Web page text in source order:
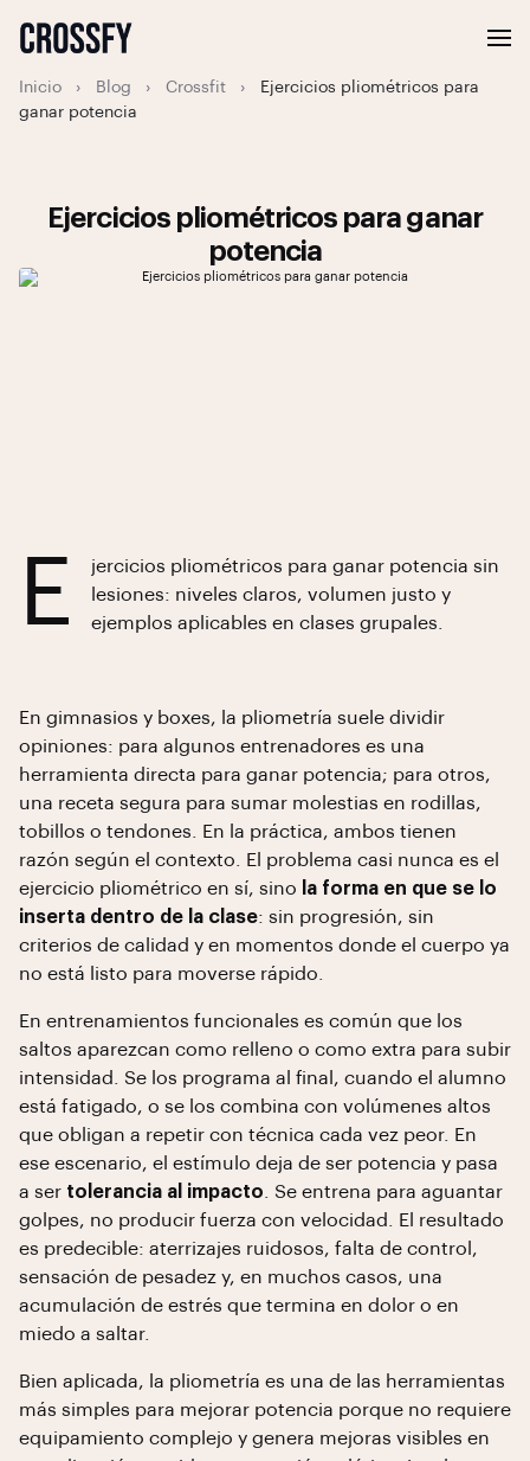
Inicio › Blog › Crossfit ›
Ejercicios pliométricos para
ganar potencia
Ejercicios pliométricos para ganar
potencia
E
jercicios pliométricos para ganar potencia sin
lesiones: niveles claros, volumen justo y
ejemplos aplicables en clases grupales.
En gimnasios y boxes, la pliometría suele dividir
opiniones: para algunos entrenadores es una
herramienta directa para ganar potencia; para otros,
una receta segura para sumar molestias en rodillas,
tobillos o tendones. En la práctica, ambos tienen
razón según el contexto. El problema casi nunca es el
ejercicio pliométrico en sí, sino
la forma en que se lo
inserta dentro de la clase: sin progresión, sin
criterios de calidad y en momentos donde el cuerpo ya
no está listo para moverse rápido.
En entrenamientos funcionales es común que los
saltos aparezcan como relleno o como extra para subir
intensidad. Se los programa al final, cuando el alumno
está fatigado, o se los combina con volúmenes altos
que obligan a repetir con técnica cada vez peor. En
ese escenario, el estímulo deja de ser potencia y pasa
a ser tolerancia al impacto . Se entrena para aguantar
golpes, no producir fuerza con velocidad. El resultado
es predecible: aterrizajes ruidosos, falta de control,
sensación de pesadez y, en muchos casos, una
acumulación de estrés que termina en dolor o en
miedo a saltar.
Bien aplicada, la pliometría es una de las herramientas
más simples para mejorar potencia porque no requiere
equipamiento complejo y genera mejoras visibles en